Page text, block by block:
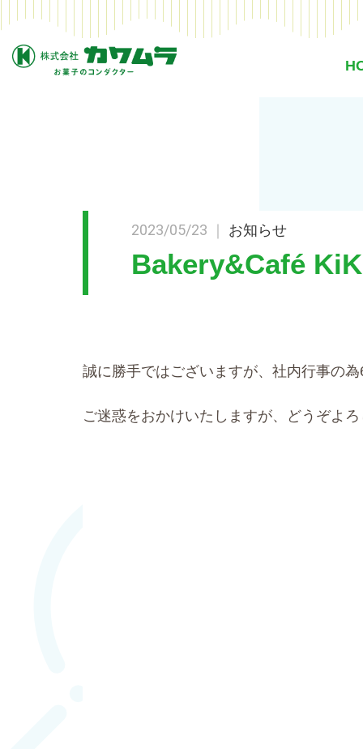
2023/05/23 ｜ お知らせ
Bakery&Café
誠に勝手ではございますが、社内行事の
ご迷惑をおかけいたしますが、どうぞよ